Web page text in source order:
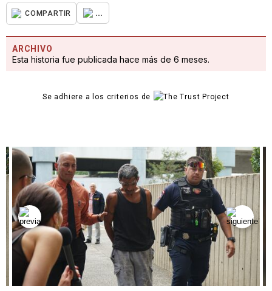
COMPARTIR ...
ARCHIVO
Esta historia fue publicada hace más de 6 meses.
Se adhiere a los criterios de